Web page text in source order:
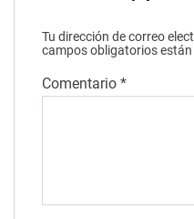
Tu dirección de correo
campos obligatorios
Comentario *